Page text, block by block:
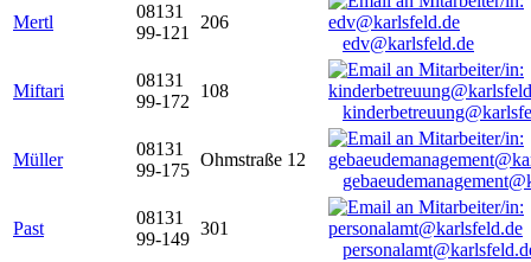
Mertl
08131
99-121
206
edv@karlsfeld.de
Miftari
08131
99-172
108
Müller
08131
99-175
Ohmstraße 12
Past
08131
99-149
301